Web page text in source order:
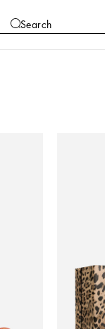
Search